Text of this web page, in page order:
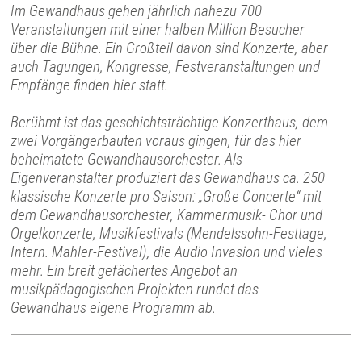
Im Gewandhaus gehen jährlich nahezu 700
Veranstaltungen mit einer halben Million Besucher
über die Bühne. Ein Großteil davon sind Konzerte, aber
auch Tagungen, Kongresse, Festveranstaltungen und
Empfänge finden hier statt.
Berühmt ist das geschichtsträchtige Konzerthaus, dem
zwei Vorgängerbauten voraus gingen, für das hier
beheimatete Gewandhausorchester. Als
Eigenveranstalter produziert das Gewandhaus ca. 250
klassische Konzerte pro Saison: „Große Concerte“ mit
dem Gewandhausorchester, Kammermusik- Chor und
Orgelkonzerte, Musikfestivals (Mendelssohn-Festtage,
Intern. Mahler-Festival), die Audio Invasion und vieles
mehr. Ein breit gefächertes Angebot an
musikpädagogischen Projekten rundet das
Gewandhaus eigene Programm ab.